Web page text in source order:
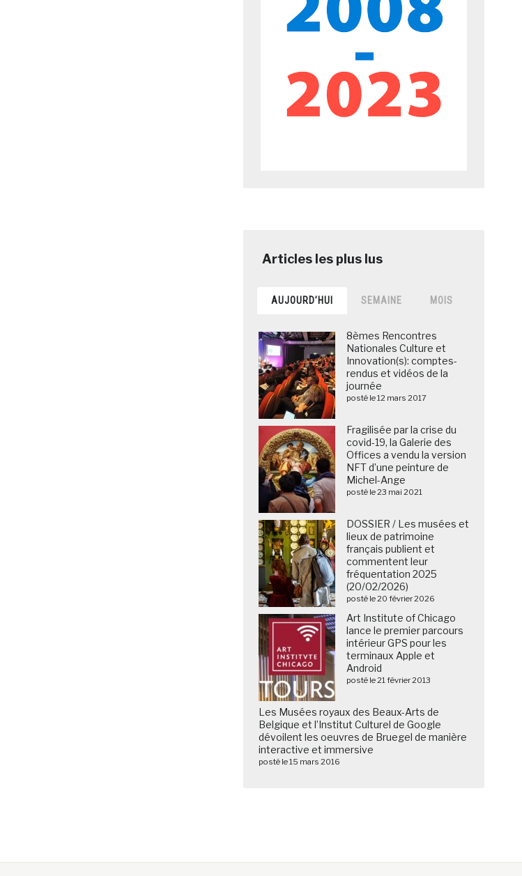
AUJOURD’HUI SEMAINE MOIS
8èmes Rencontres
Nationales Culture et
Innovation(s): comptes-
rendus et vidéos de la
journée
posté le 12 mars 2017
Fragilisée par la crise du
covid-19, la Galerie des
Offices a vendu la version
NFT d’une peinture de
Michel-Ange
posté le 23 mai 2021
DOSSIER / Les musées et
lieux de patrimoine
français publient et
commentent leur
fréquentation 2025
(20/02/2026)
posté le 20 février 2026
Art Institute of Chicago
lance le premier parcours
intérieur GPS pour les
terminaux Apple et
Android
posté le 21 février 2013
Les Musées royaux des Beaux-Arts de
Belgique et l’Institut Culturel de Google
dévoilent les oeuvres de Bruegel de manière
interactive et immersive
posté le 15 mars 2016